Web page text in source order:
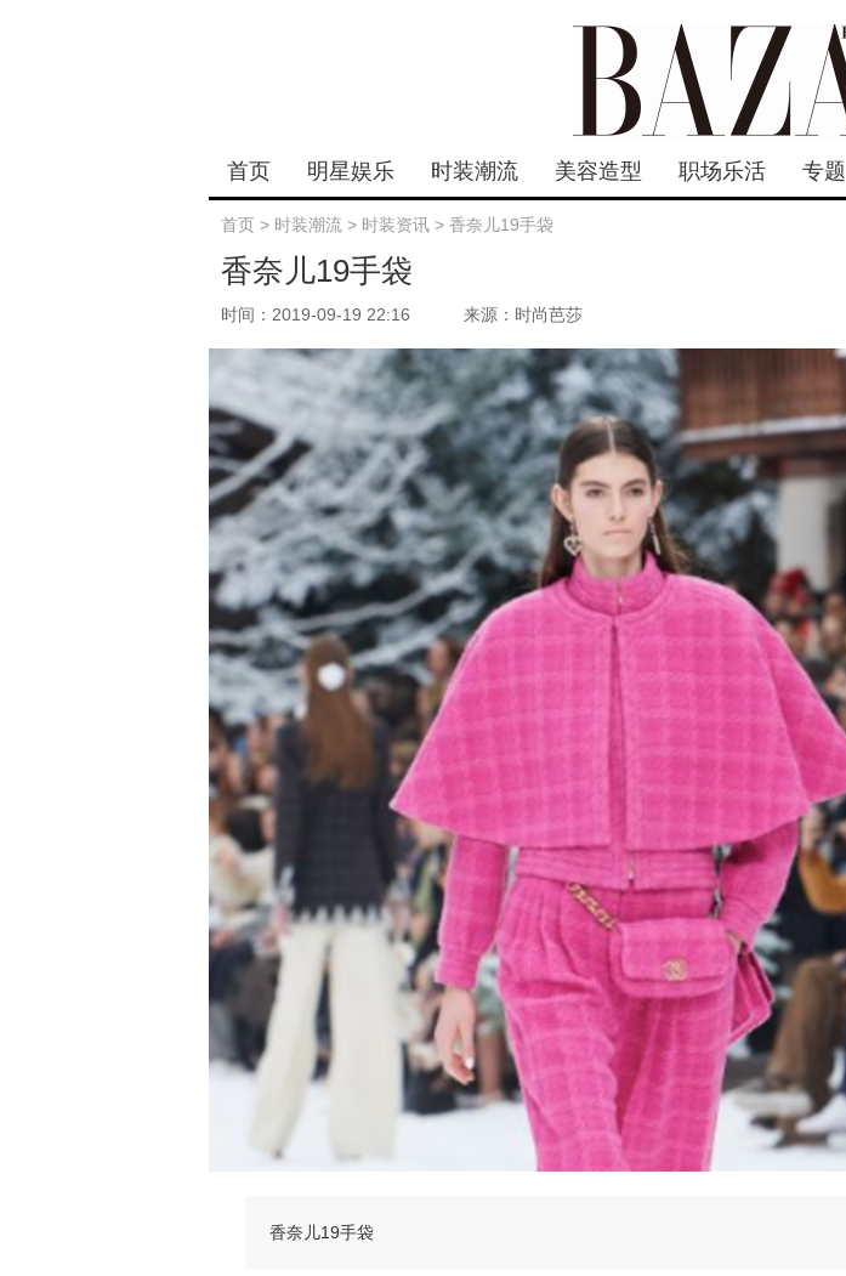
首页 明星娱乐 时装潮流 美容造型 职场乐活 专题
首页 > 时装潮流 > 时装资讯 > 香奈儿19手袋
香奈儿19手袋
时间：2019-09-19 22:16 来源：时尚芭莎
香奈儿19手袋